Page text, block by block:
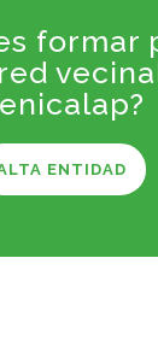
formar
ENTIDAD